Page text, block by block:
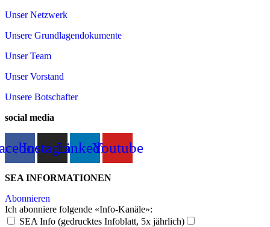
Unser Netzwerk
Unsere Grundlagendokumente
Unser Team
Unser Vorstand
Unsere Botschafter
social media
InstagramLinkedinYoutube
SEA INFORMATIONEN
Abonnieren
Ich abonniere folgende «Info-Kanäle»:
SEA Info (gedrucktes Infoblatt, 5x jährlich)